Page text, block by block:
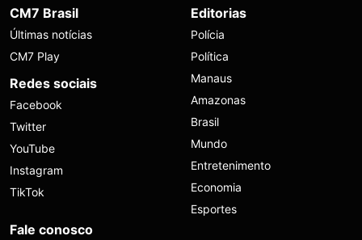
CM7 Brasil
Últimas notícias
CM7 Play
Redes sociais
Facebook
Twitter
YouTube
Instagram
TikTok
Editorias
Polícia
Política
Manaus
Amazonas
Brasil
Mundo
Entretenimento
Economia
Esportes
Fale conosco